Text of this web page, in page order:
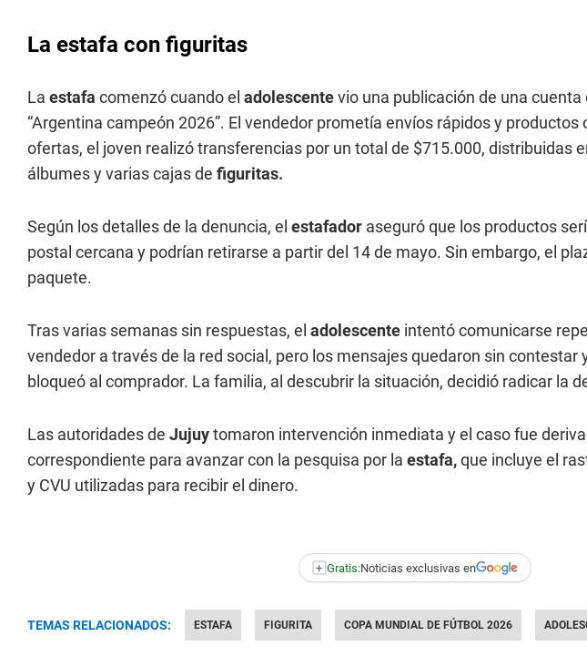
La estafa con figuritas
La estafa comenzó cuando el adolescentevio una publicación de una
“Argentina campeón 2026”. El vendedor prometía envíos rápidos y
ofertas, el joven realizó transferencias por un total de $715.000, distribuidas
álbumes y varias cajas de figuritas.
Según los detalles de la denuncia, el estafador aseguró que los productos
postal cercana y podrían retirarse a partir del 14 de mayo. Sin embargo, el
paquete.
Tras varias semanas sin respuestas, el adolescente intentó comunicarse
vendedor a través de la red social, pero los mensajes quedaron sin contestar
bloqueó al comprador. La familia, al descubrir la situación, decidió radicar la
Las autoridades de Jujuytomaron intervención inmediata y el caso fue
correspondiente para avanzar con la pesquisa por la estafa,que incluye el
y CVU utilizadas para recibir el dinero.
+ Gratis:Noticias exclusivas en
TEMAS RELACIONADOS: ESTAFA FIGURITA COPA MUNDIAL DE FÚTBOL 2026